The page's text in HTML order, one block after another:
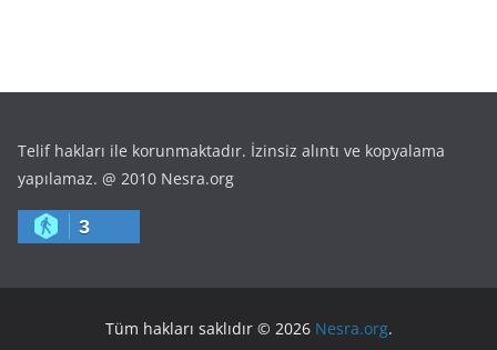
Telif hakları ile korunmaktadır. İzinsiz alıntı ve kopyalama
yapılamaz. @ 2010 Nesra.org
3
Tüm hakları saklıdır © 2026 Nesra.org.